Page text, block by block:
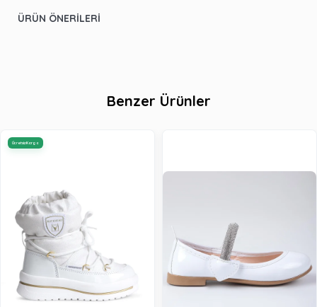
ÜRÜN ÖNERILERI
Benzer Ürünler
Ücretsiz Kargo